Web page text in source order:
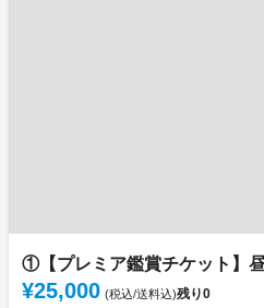
①【プレミア鑑賞チケット】
¥25,000 (税込/送料込)残り0